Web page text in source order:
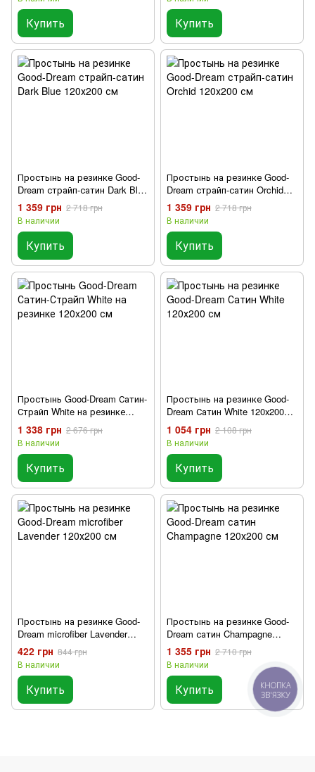
Купить Купить
Простынь на резинке Good-
Dream страйп-сатин Dark Blue
120х200 см
1 359 грн 2 718 грн
В наличии
Купить
Простынь на резинке Good-
Dream страйп-сатин Orchid
120х200 см
1 359 грн 2 718 грн
В наличии
Купить
Простынь Good-Dream Сатин-
Страйп White на резинке
120x200 см
1 338 грн 2 676 грн
В наличии
Купить
Простынь на резинке Good-
Dream Сатин White 120х200
см
1 054 грн 2 108 грн
В наличии
Купить
Простынь на резинке Good-
Dream microfiber Lavender
120х200 см
422 грн 844 грн
В наличии
Купить
Простынь на резинке Good-
Dream сатин Champagne
120х200 см
1 355 грн 2 710 грн
В наличии
Купить КНОПКА
ЗВ'ЯЗКУ